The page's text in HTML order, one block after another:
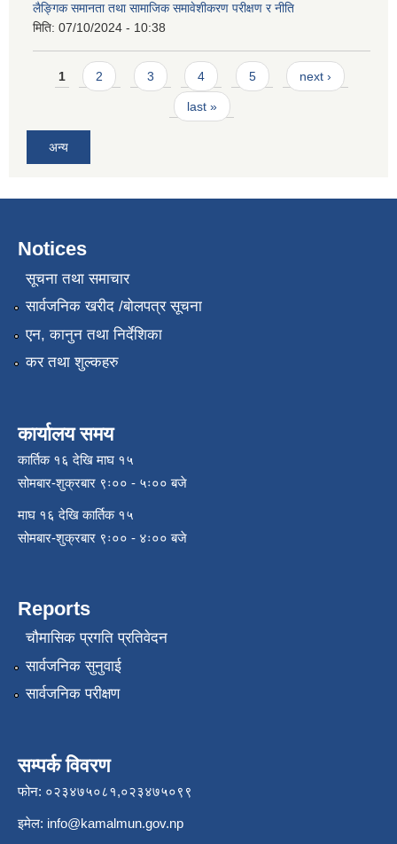
लैङ्गिक समानता तथा सामाजिक समावेशीकरण परीक्षण र नीति
मिति: 07/10/2024 - 10:38
Pages
1 2 3 4 5 next ›
last »
अन्य
Notices
सूचना तथा समाचार
सार्वजनिक खरीद /बोलपत्र सूचना
एन, कानुन तथा निर्देशिका
कर तथा शुल्कहरु
कार्यालय समय
कार्तिक १६ देखि माघ १५
सोमबार-शुक्रबार ९ः०० - ५ः०० बजे
माघ १६ देखि कार्तिक १५
सोमबार-शुक्रबार ९ः०० - ४ः०० बजे
Reports
चौमासिक प्रगति प्रतिवेदन
सार्वजनिक सुनुवाई
सार्वजनिक परीक्षण
सम्पर्क विवरण
फोन: ०२३४७५०८१,०२३४७५०९९
इमेल: info@kamalmun.gov.np